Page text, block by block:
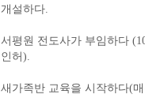
개설하다.
서평원 전도사가 부임하다
인허).
새가족반 교육을 시작하다(매